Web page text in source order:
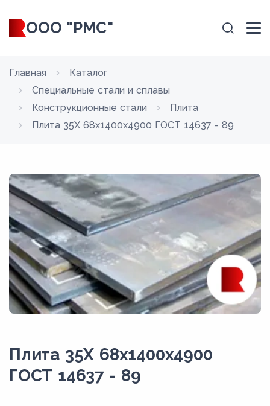
ООО "РМС"
Главная
Каталог
Специальные стали и сплавы
Конструкционные стали
Плита
Плита 35Х 68x1400x4900 ГОСТ 14637 - 89
Плита 35Х 68x1400x4900
ГОСТ 14637 - 89